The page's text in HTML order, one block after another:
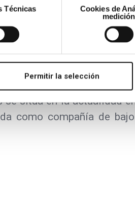
Técnicas
Cookies de
medición
Permitir la selección
de valor. De
de la compañía en
grupos de interés.
se sitúa en la actualidad
como compañía de